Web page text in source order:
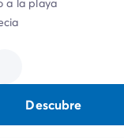
de catering
a ti
Descubre